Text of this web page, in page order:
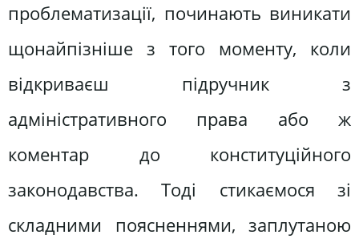
проблематизації, починають виникати
щонайпізніше з того моменту, коли
відкриваєш підручник з
адміністративного права або ж
коментар до конституційного
законодавства. Тоді стикаємося зі
складними поясненнями, заплутаною